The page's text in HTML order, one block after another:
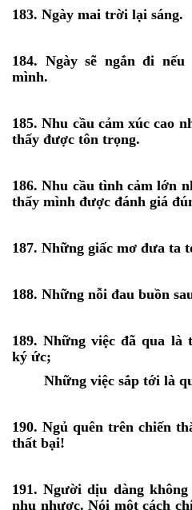
183. Ngày mai trời lại sáng.
184. Ngày sẽ ngắn đi
mình.
185. Nhu cầu cảm xúc cao
thấy được tôn trọng.
186. Nhu cầu tình cảm lớn
thấy mình được đánh giá
187. Những giấc mơ đưa ta
188. Những nỗi đau buồn
189. Những việc đã qua là
ký ức;
Những việc sắp tới là
190. Ngủ quên trên chiến
thất bại!
191. Người dịu dàng
nhu nhược. Nói một cách